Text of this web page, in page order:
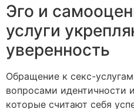
Эго и
услуги
уверенность
Обращение к секс-
вопросами
которые считают себя